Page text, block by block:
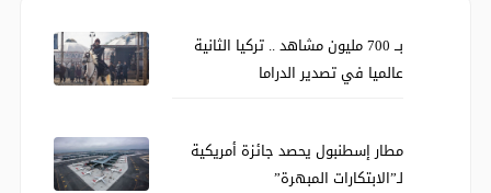
بــ 700 مليون مشاهد .. تركيا الثانية
عالميا في تصدير الدراما
مطار إسطنبول يحصد جائزة أمريكية
لـ”الابتكارات المبهرة”